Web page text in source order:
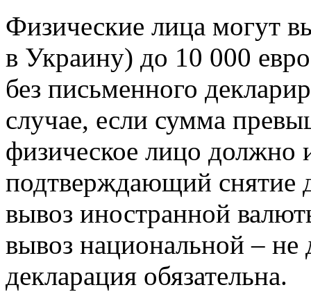
Физические лица могут
в Украину) до 10 000
без письменного
случае, если сумма
физическое лицо должно
подтверждающий снятие
вывоз иностранной
вывоз национальной –
декларация обязательна.